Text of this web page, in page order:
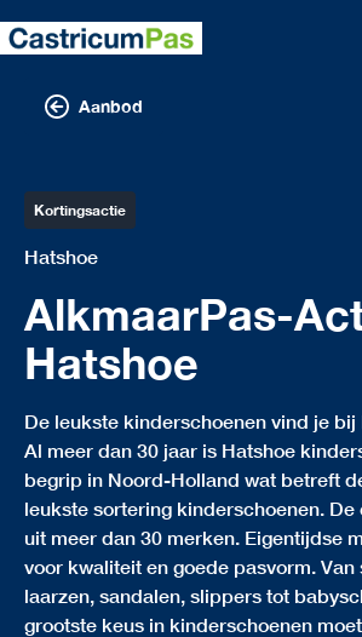
Aanbod
Kortingsactie
Hatshoe
AlkmaarPas-
Hatshoe
De leukste kinderschoenen vind je bij
Al meer dan 30 jaar is Hatshoe
begrip in Noord-Holland wat betreft
leukste sortering kinderschoenen.
uit meer dan 30 merken. Eigentijdse
voor kwaliteit en goede pasvorm. Van
laarzen, sandalen, slippers tot
grootste keus in kinderschoenen